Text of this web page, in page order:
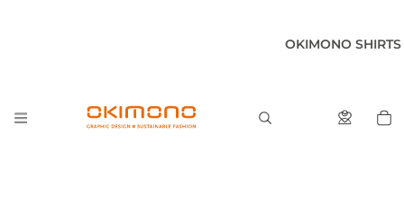
OKIMONO SHIRTS